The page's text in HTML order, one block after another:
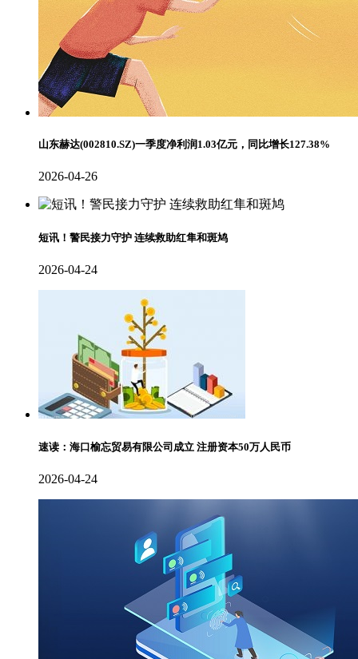
山东赫达(002810.SZ)一季度净利润1.03亿元，同比增长127.38%
2026-04-26
短讯！警民接力守护 连续救助红隼和斑鸠
2026-04-24
速读：海口榆忘贸易有限公司成立 注册资本50万人民币
2026-04-24